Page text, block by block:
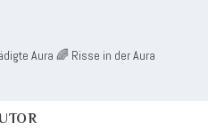
Aura 🌈 Risse in der Aura